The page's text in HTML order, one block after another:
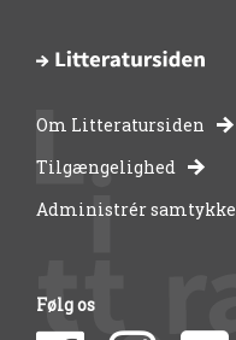
-
bibliotekernes
side
Om Litteratursiden
Tilgængelighed
Administrér samtykke
Følg os